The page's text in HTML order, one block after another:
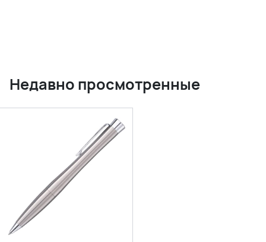
Недавно просмотренные